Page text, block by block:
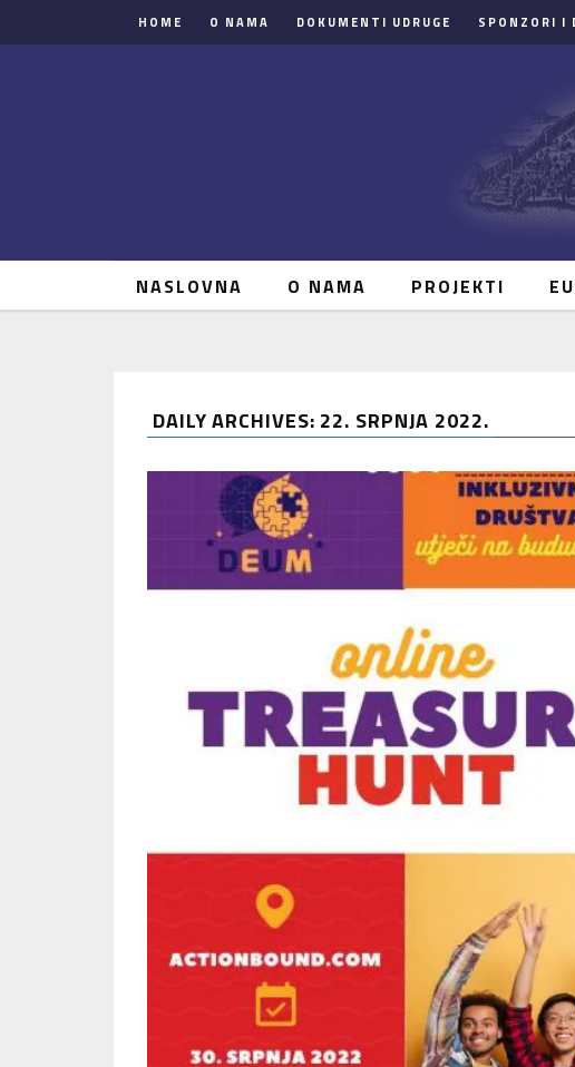
HOME O NAMA DOKUMENTI UDRUGE SPONZORI I
NASLOVNA O NAMA PROJEKTI
DAILY ARCHIVES: 22. SRPNJA 2022.